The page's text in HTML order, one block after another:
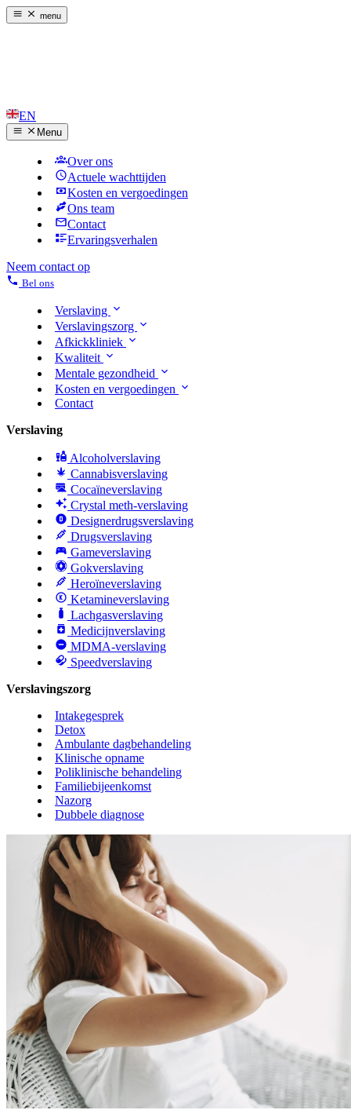
menu
EN
Menu
Over ons
Actuele wachttijden
Kosten en vergoedingen
Ons team
Contact
Ervaringsverhalen
Neem contact op
Bel ons
Verslaving
Verslavingszorg
Afkickkliniek
Kwaliteit
Mentale gezondheid
Kosten en vergoedingen
Contact
Verslaving
Alcoholverslaving
Cannabisverslaving
Cocaïneverslaving
Crystal meth-verslaving
Designerdrugsverslaving
Drugsverslaving
Gameverslaving
Gokverslaving
Heroïneverslaving
Ketamineverslaving
Lachgasverslaving
Medicijnverslaving
MDMA-verslaving
Speedverslaving
Verslavingszorg
Intakegesprek
Detox
Ambulante dagbehandeling
Klinische opname
Poliklinische behandeling
Familiebijeenkomst
Nazorg
Dubbele diagnose